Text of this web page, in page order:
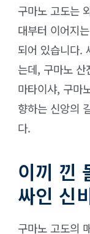
구마노 고도는
대부터 이어지
되어 있습니다.
는데, 구마노
마타이샤, 구마
향하는 신앙의
다.
이끼 낀
싸인 신
구마노 고도의